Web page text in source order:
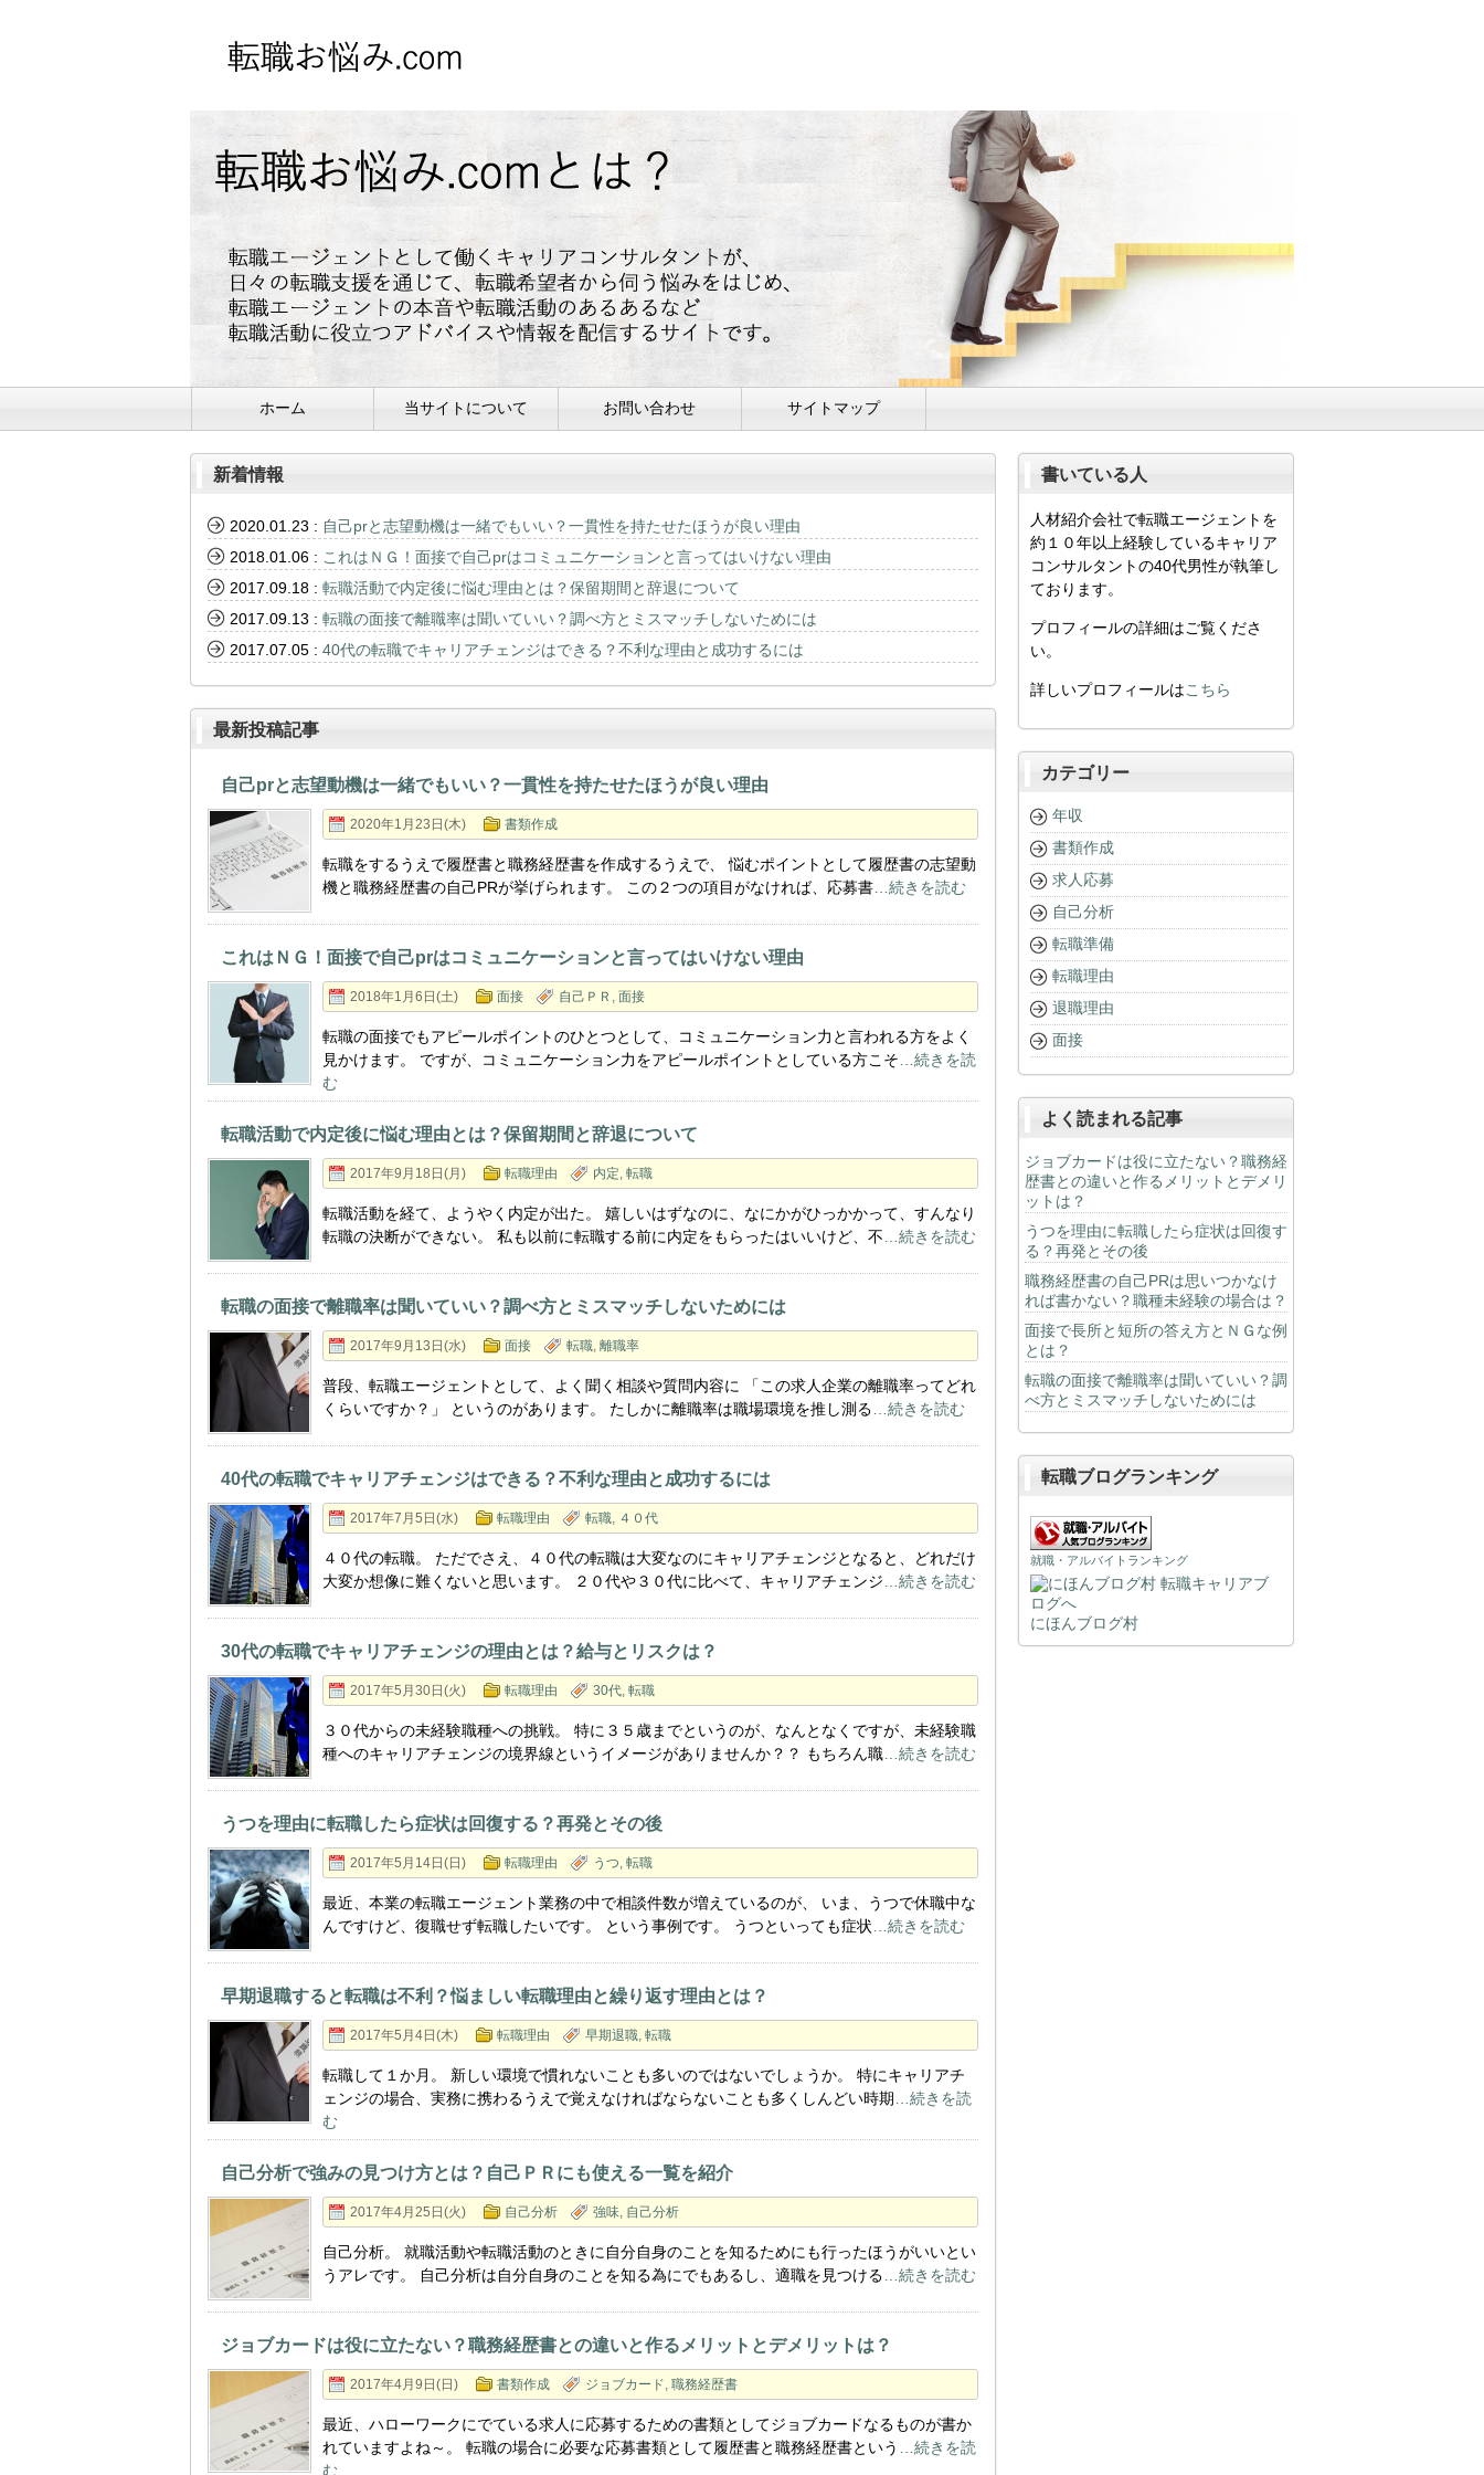
ホーム 当サイトについて お問い合わせ サイトマップ
新着情報
2020.01.23 : 自己prと志望動機は一緒でもいい？一貫性を持たせたほうが良い理由
2018.01.06 : これはＮＧ！面接で自己prはコミュニケーションと言ってはいけない理由
2017.09.18 : 転職活動で内定後に悩む理由とは？保留期間と辞退について
2017.09.13 : 転職の面接で離職率は聞いていい？調べ方とミスマッチしないためには
2017.07.05 : 40代の転職でキャリアチェンジはできる？不利な理由と成功するには
最新投稿記事
自己prと志望動機は一緒でもいい？一貫性を持たせたほうが良い理由
2020年1月23日(木) 書類作成
転職をするうえで履歴書と職務経歴書を作成するうえで、 悩むポイントとして履歴書の志望動
機と職務経歴書の自己PRが挙げられます。 この２つの項目がなければ、応募書 …続きを読む
これはＮＧ！面接で自己prはコミュニケーションと言ってはいけない理由
2018年1月6日(土) 面接 自己ＰＲ , 面接
転職の面接でもアピールポイントのひとつとして、コミュニケーション力と言われる方をよく
見かけます。 ですが、コミュニケーション力をアピールポイントとしている方こそ …続きを読
む
転職活動で内定後に悩む理由とは？保留期間と辞退について
2017年9月18日(月) 転職理由 内定, 転職
転職活動を経て、ようやく内定が出た。 嬉しいはずなのに、なにかがひっかかって、すんなり
転職の決断ができない。 私も以前に転職する前に内定をもらったはいいけど、不 …続きを読む
転職の面接で離職率は聞いていい？調べ方とミスマッチしないためには
2017年9月13日(水) 面接 転職, 離職率
普段、転職エージェントとして、よく聞く相談や質問内容に 「この求人企業の離職率ってどれ
くらいですか？」 というのがあります。 たしかに離職率は職場環境を推し測る …続きを読む
40代の転職でキャリアチェンジはできる？不利な理由と成功するには
2017年7月5日(水) 転職理由 転職, ４０代
４０代の転職。 ただでさえ、４０代の転職は大変なのにキャリアチェンジとなると、どれだけ
大変か想像に難くないと思います。 ２０代や３０代に比べて、キャリアチェンジ …続きを読む
30代の転職でキャリアチェンジの理由とは？給与とリスクは？
2017年5月30日(火) 転職理由 30代, 転職
３０代からの未経験職種への挑戦。 特に３５歳までというのが、なんとなくですが、未経験職
種へのキャリアチェンジの境界線というイメージがありませんか？？ もちろん職 …続きを読む
うつを理由に転職したら症状は回復する？再発とその後
2017年5月14日(日) 転職理由 うつ, 転職
最近、本業の転職エージェント業務の中で相談件数が増えているのが、 いま、うつで休職中な
んですけど、復職せず転職したいです。 という事例です。 うつといっても症状 …続きを読む
早期退職すると転職は不利？悩ましい転職理由と繰り返す理由とは？
2017年5月4日(木) 転職理由 早期退職, 転職
転職して１か月。 新しい環境で慣れないことも多いのではないでしょうか。 特にキャリアチ
ェンジの場合、実務に携わるうえで覚えなければならないことも多くしんどい時期 …続きを読
む
自己分析で強みの見つけ方とは？自己ＰＲにも使える一覧を紹介
2017年4月25日(火) 自己分析 強味, 自己分析
自己分析。 就職活動や転職活動のときに自分自身のことを知るためにも行ったほうがいいとい
うアレです。 自己分析は自分自身のことを知る為にでもあるし、適職を見つける …続きを読む
ジョブカードは役に立たない？職務経歴書との違いと作るメリットとデメリットは？
2017年4月9日(日) 書類作成 ジョブカード, 職務経歴書
最近、ハローワークにでている求人に応募するための書類としてジョブカードなるものが書か
れていますよね～。 転職の場合に必要な応募書類として履歴書と職務経歴書という
…続きを読
む
書いている人
人材紹介会社で転職エージェントを
約１０年以上経験しているキャリア
コンサルタントの40代男性が執筆し
ております。
プロフィールの詳細はご覧くださ
い。
詳しいプロフィールはこちら
カテゴリー
年収
書類作成
求人応募
自己分析
転職準備
転職理由
退職理由
面接
よく読まれる記事
ジョブカードは役に立たない？職務経
歴書との違いと作るメリットとデメリ
ットは？
うつを理由に転職したら症状は回復す
る？再発とその後
職務経歴書の自己PRは思いつかなけ
れば書かない？職種未経験の場合は？
面接で長所と短所の答え方とＮＧな例
とは？
転職の面接で離職率は聞いていい？調
べ方とミスマッチしないためには
転職ブログランキング
就職・アルバイトランキング
にほんブログ村